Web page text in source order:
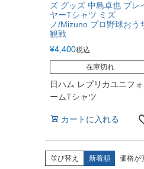
ズ グッズ 中島卓也 プレ
ヤーTシャツ ミズ
ノ/Mizuno プロ野球おう
観戦
¥4,400税込
在庫切れ
日ハム レプリカユニフォ
ームTシャツ
カートに入れる
並び替え 新着順 価格が